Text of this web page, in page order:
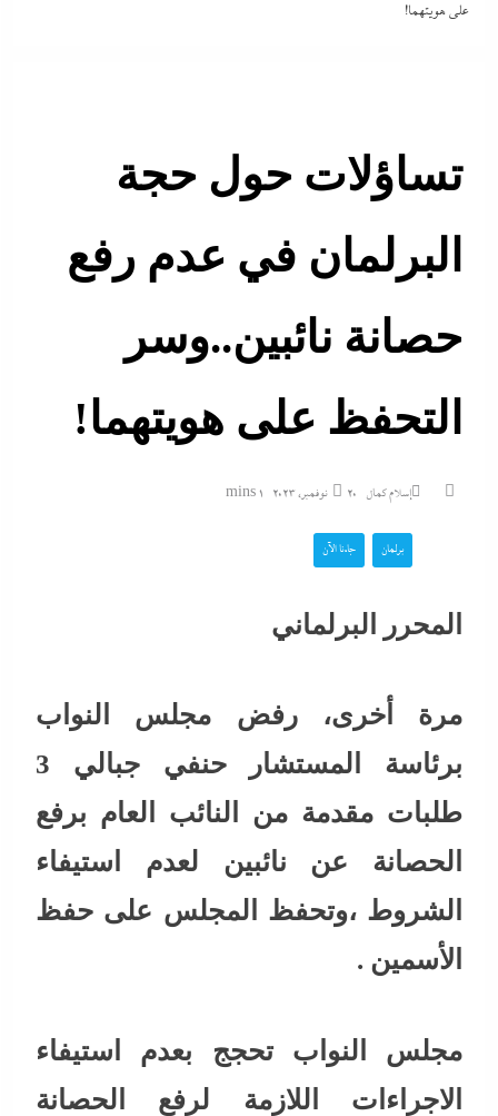
على هويتهما!
تساؤلات حول حجة
البرلمان في عدم رفع
حصانة نائبين..وسر
التحفظ على هويتهما!
إسلام كمال 20 نوفمبر، 2023 1 mins
برلمان جاءنا الآن
المحرر البرلماني
مرة أخرى، رفض مجلس النواب
برئاسة المستشار حنفي جبالي 3
طلبات مقدمة من النائب العام برفع
الحصانة عن نائبين لعدم استيفاء
الشروط ،وتحفظ المجلس على حفظ
الأسمين .
مجلس النواب تحجج بعدم استيفاء
الاجراءات اللازمة لرفع الحصانة